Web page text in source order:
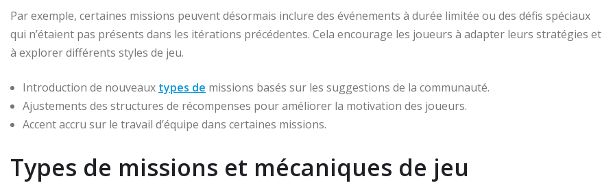
Par exemple, certaines missions peuvent désormais inclure des événements à durée limitée ou des défis spéciaux
qui n’étaient pas présents dans les itérations précédentes. Cela encourage les joueurs à adapter leurs stratégies et
à explorer différents styles de jeu.
Introduction de nouveaux types de missions basés sur les suggestions de la communauté.
Ajustements des structures de récompenses pour améliorer la motivation des joueurs.
Accent accru sur le travail d’équipe dans certaines missions.
Types de missions et mécaniques de jeu